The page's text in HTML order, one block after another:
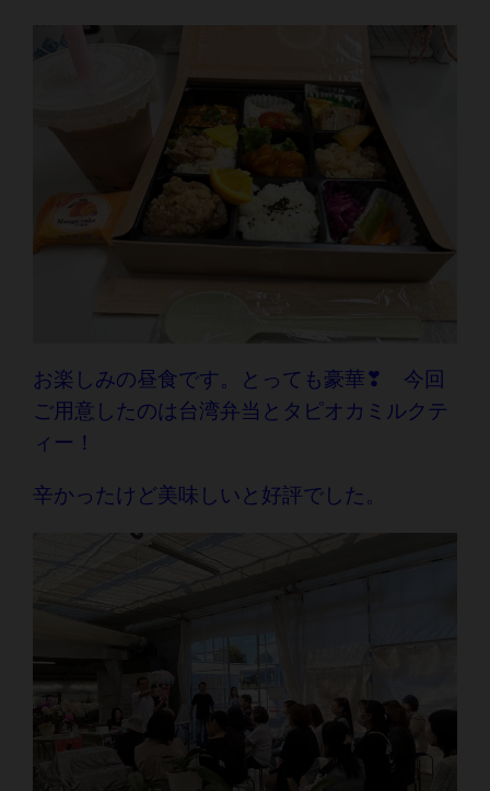
お楽しみの昼食です。とっても豪華❣ 今回
ご用意したのは台湾弁当とタピオカミルクテ
ィー！
辛かったけど美味しいと好評でした。